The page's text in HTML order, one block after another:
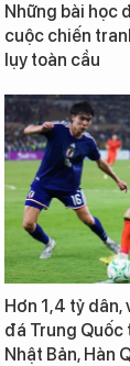
Những bài học
cuộc chiến
lụy toàn cầu
Hơn 1,4 tỷ dân,
đá Trung Quốc
Nhật Bản, Hàn